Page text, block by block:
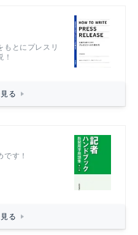
もとにプレスリ
る
す！
る